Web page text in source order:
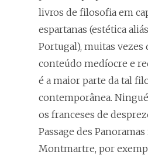
livros de filosofia em
espartanas (estética
Portugal), muitas vezes
conteúdo medíocre e
é a maior parte da tal
contemporânea.
os franceses de
Passage des
Montmartre, por